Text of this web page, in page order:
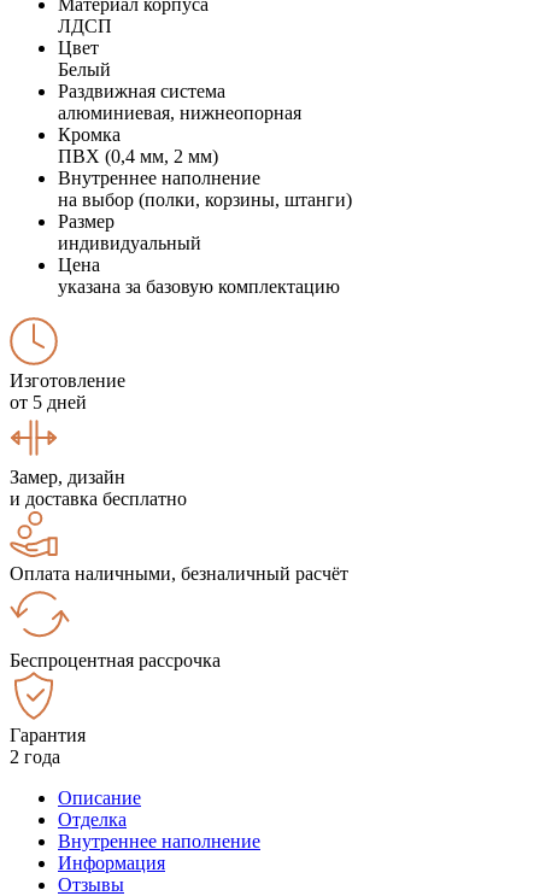
ЛДСП
Цвет
Белый
Раздвижная система
алюминиевая, нижнеопорная
Кромка
ПВХ (0,4 мм, 2 мм)
Внутреннее наполнение
на выбор (полки, корзины, штанги)
Размер
индивидуальный
Цена
указана за базовую комплектацию
Изготовление
от 5 дней
Замер, дизайн
и доставка бесплатно
Оплата наличными, безналичный расчёт
Беспроцентная рассрочка
Гарантия
2 года
Описание
Отделка
Внутреннее наполнение
Информация
Отзывы